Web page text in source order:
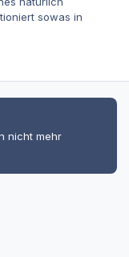
sowas in
nicht mehr